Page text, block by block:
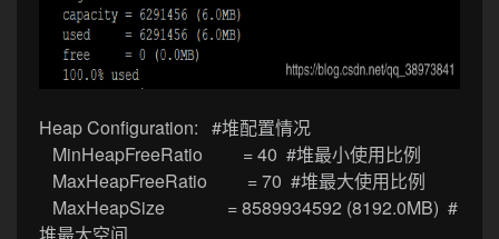
Heap Configuration: #堆配置情况
MinHeapFreeRatio = 40 #堆最小使用比例
MaxHeapFreeRatio = 70 #堆最大使用比例
MaxHeapSize = 8589934592 (8192.0MB) #